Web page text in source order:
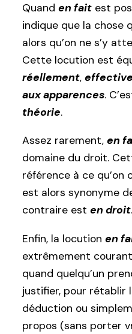
Quand en fait est
indique que la chose
alors qu’on ne s’y
Cette locution est
réellement,
aux apparences.
théorie.
Assez rarement, en
domaine du droit.
référence à ce qu’on
est alors synonyme
contraire est en droit.
Enfin, la locution en
extrêmement
quand quelqu’un
justifier, pour rétablir
déduction ou
propos (sans porter